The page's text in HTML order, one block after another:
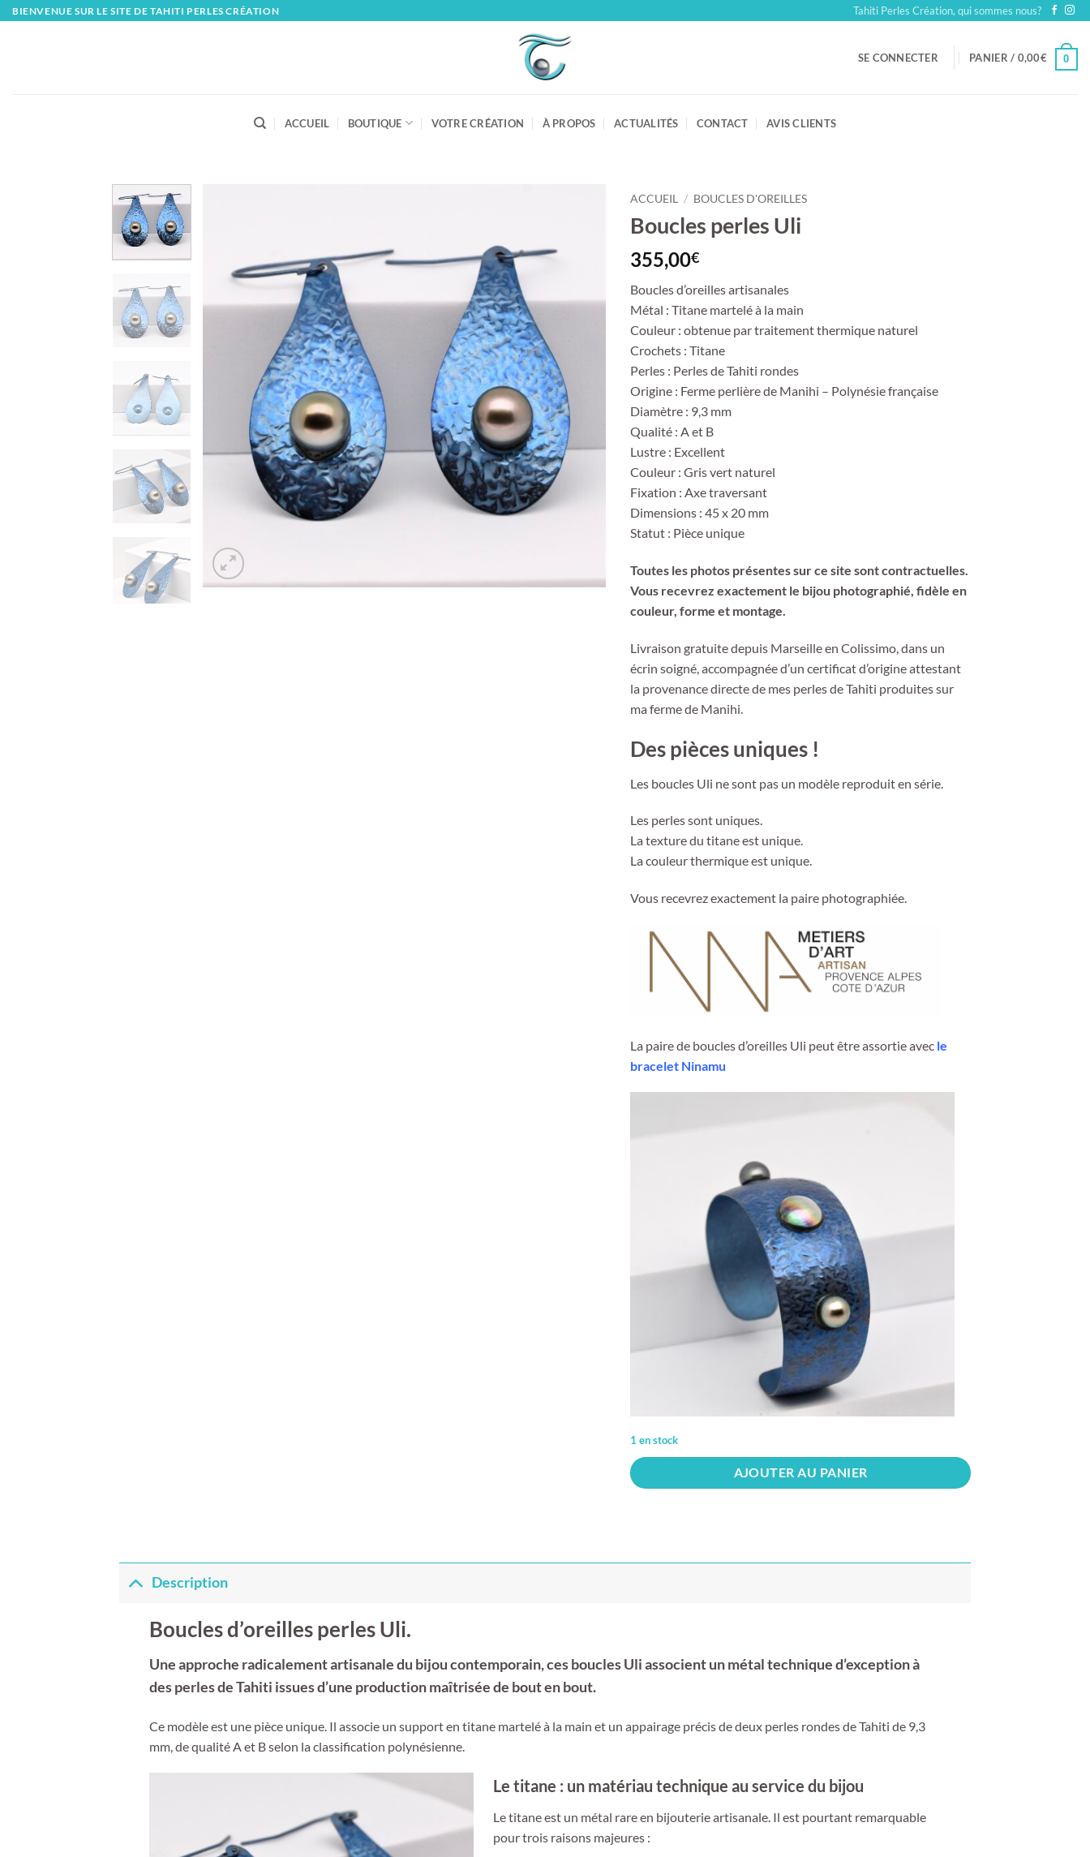
SkipBIENVENUE SUR LE SITE DE TAHITI PERLES CRÉATION Tahiti Perles Création, qui sommes nous?
SE CONNECTER PANIER / 0,00€ 0
ACCUEIL BOUTIQUE VOTRE CRÉATION À PROPOS ACTUALITÉS CONTACT AVIS CLIENTS
ACCUEIL / BOUCLES D'OREILLES
Boucles perles Uli
355,00€
Boucles d’oreilles artisanales
Métal : Titane martelé à la main
Couleur : obtenue par traitement thermique naturel
Crochets : Titane
Perles : Perles de Tahiti rondes
Origine : Ferme perlière de Manihi – Polynésie française
Diamètre : 9,3 mm
Qualité : A et B
Lustre : Excellent
Couleur : Gris vert naturel
Fixation : Axe traversant
Dimensions : 45 x 20 mm
Statut : Pièce unique
Toutes les photos présentes sur ce site sont contractuelles.
Vous recevrez exactement le bijou photographié, fidèle en
couleur, forme et montage.
Livraison gratuite depuis Marseille en Colissimo, dans un
écrin soigné, accompagnée d’un certificat d’origine attestant
la provenance directe de mes perles de Tahiti produites sur
ma ferme de Manihi.
Des pièces uniques !
Les boucles Uli ne sont pas un modèle reproduit en série.
Les perles sont uniques.
La texture du titane est unique.
La couleur thermique est unique.
Vous recevrez exactement la paire photographiée.
La paire de boucles d’oreilles Uli peut être assortie avec le
bracelet Ninamu
1 en stock
AJOUTER AU PANIER
Description
Boucles d’oreilles perles Uli.
Une approche radicalement artisanale du bijou contemporain, ces boucles Uli associent un métal technique d’exception à
des perles de Tahiti issues d’une production maîtrisée de bout en bout.
Ce modèle est une pièce unique. Il associe un support en titane martelé à la main et un appairage précis de deux perles rondes de Tahiti de 9,3
mm, de qualité A et B selon la classification polynésienne.
Le titane : un matériau technique au service du bijou
Le titane est un métal rare en bijouterie artisanale. Il est pourtant remarquable
pour trois raisons majeures :